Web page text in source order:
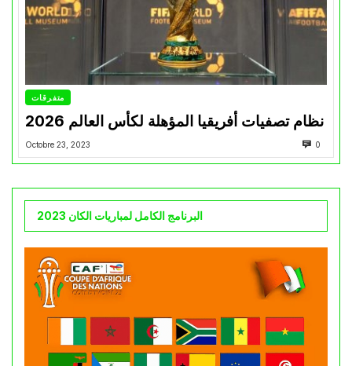
متفرقات
نظام تصفيات أفريقيا المؤهلة لكأس العالم 2026
Octobre 23, 2023 0
البرنامج الكامل لمباريات الكان 2023